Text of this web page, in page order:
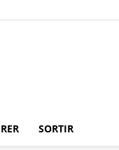
SORTIR